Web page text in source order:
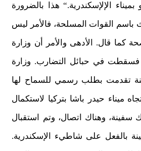
بميناء الإلإسكندرية.“ هذا بالضرورة
باسم القوات المسلحة، فالأمر ليس
كما قال. الأدهى والأمر أن وزارة
فسقطت في حبائل التضارب. وزارة
تقدمت بطلب رسمي للسماح لها
ميناء حيدر باشا بتركيا لاستكمال
وهناك اتصال، وتم استقبال
بالفعل على شاطيء الإسكندرية.